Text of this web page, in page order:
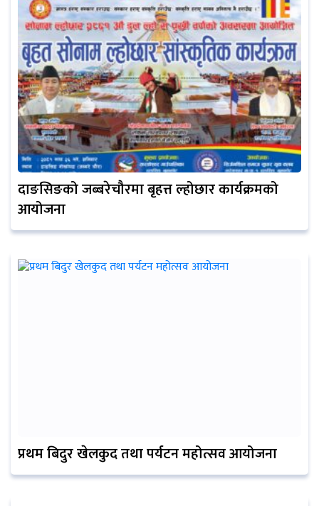
दाङसिङको जब्बरेचौरमा बृहत्त ल्होछार कार्यक्रमको
आयोजना
प्रथम बिदुर खेलकुद तथा पर्यटन महोत्सव आयोजना